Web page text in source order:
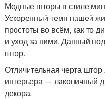
Шторы в ориентальном
стиле
Шторы на кухню
Модные шторы в стиле
Ускоренный темп нашей
простоты во всём, как то
и уход за ними. Данный
штор.
Отличительная черта штор
интерьера — лаконичный
декора.